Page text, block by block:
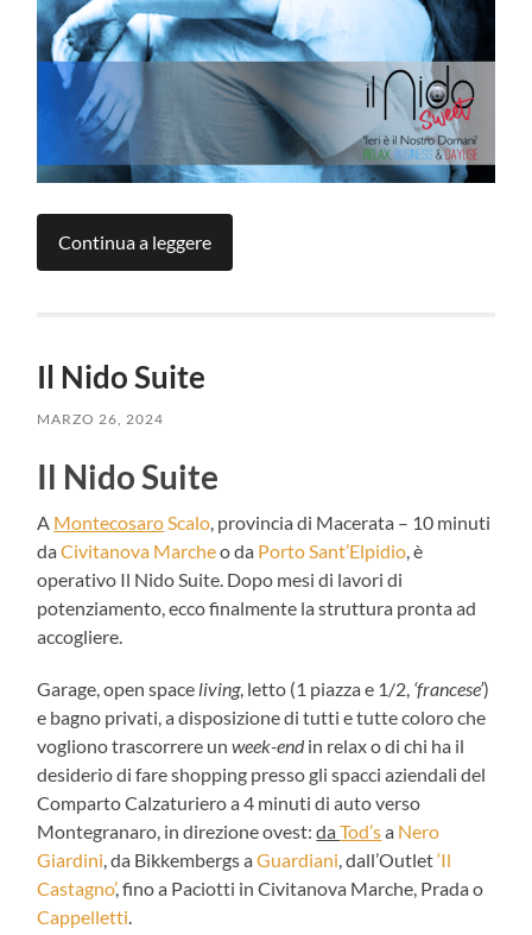
Continua a leggere
Il Nido Suite
MARZO 26, 2024
Il Nido Suite
A Montecosaro Scalo , provincia di Macerata – 10 minuti
daCivitanova Marcheo da Porto Sant’Elpidio , è
operativo Il Nido Suite. Dopo mesi di lavori di
potenziamento, ecco finalmente la struttura pronta ad
accogliere.
Garage, open space living, letto (1 piazza e 1/2, ‘francese’)
e bagno privati, a disposizione di tutti e tutte coloro che
vogliono trascorrere unweek-endin relax o di chi ha il
desiderio di fare shopping presso gli spacci aziendali del
Comparto Calzaturiero a 4 minuti di auto verso
Montegranaro, in direzione ovest:daTod’sa Nero
Giardini , da Bikkembergs aGuardiani , dall’Outlet‘Il
Castagno’, fino a Paciotti in Civitanova Marche, Prada o
Cappelletti